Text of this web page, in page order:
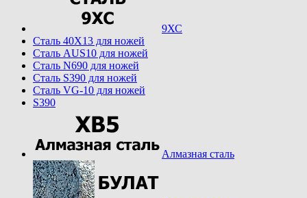
9ХС
Cталь 40Х13 для ножей
Cталь AUS10 для ножей
Cталь N690 для ножей
Cталь S390 для ножей
Cталь VG-10 для ножей
S390
Алмазная сталь